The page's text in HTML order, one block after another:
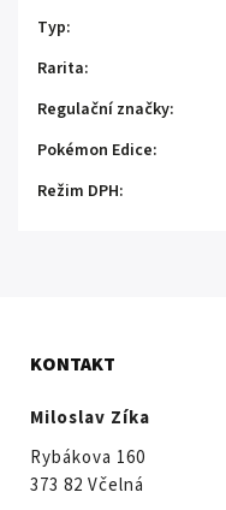
Typ:
Rarita:
Regulační značky:
Pokémon Edice:
Režim DPH:
KONTAKT
Miloslav Zíka
Rybákova 160
373 82 Včelná